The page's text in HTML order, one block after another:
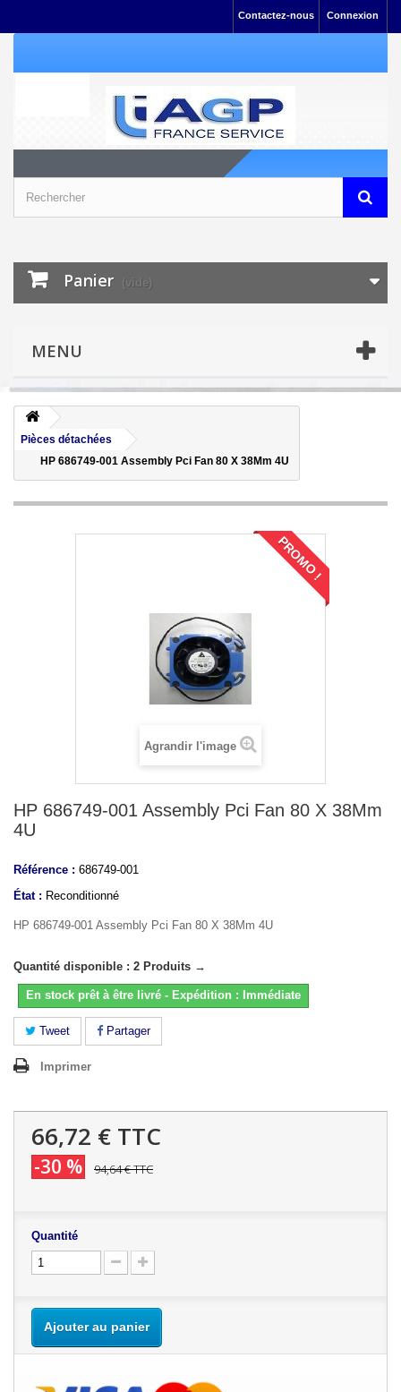
Connexion
Contactez-nous
Panier (vide)
MENU
Pièces détachées
HP 686749-001 Assembly Pci Fan 80 X 38Mm 4U
PROMO !
Agrandir l'image
HP 686749-001 Assembly Pci Fan 80 X 38Mm
4U
Référence : 686749-001
État : Reconditionné
HP 686749-001 Assembly Pci Fan 80 X 38Mm 4U
Quantité disponible : 2 Produits →
En stock prêt à être livré - Expédition : Immédiate
Tweet Partager
Imprimer
66,72 € TTC
-30 % 94,64 €TTC
Quantité
Ajouter au panier